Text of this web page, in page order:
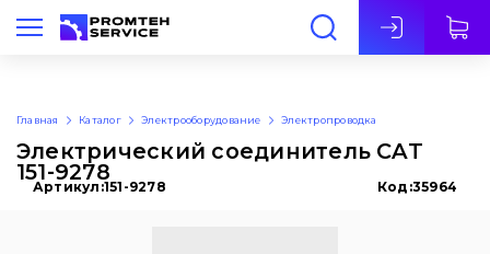
Рус
Главная Каталог Электрооборудование Электропроводка
Электрический соединитель CAT
151-9278
Артикул:151-9278 Код:35964